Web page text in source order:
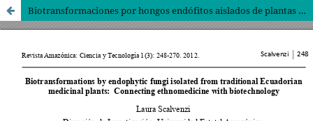
Biotransformaciones por hongos endófitos aislados de plantas medicinales tradicionales ecuatorianas: conectando la etnomedicina con la biotecnología